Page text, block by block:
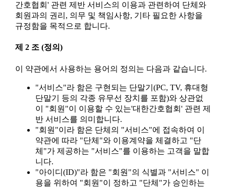
간호협회' 관련 제반 서비스의 이용과 관련하여 단체와
회원과의 권리, 의무 및 책임사항, 기타 필요한 사항을
규정함을 목적으로 합니다.
제 2 조 (정의)
이 약관에서 사용하는 용어의 정의는 다음과 같습니다.
"서비스"라 함은 구현되는 단말기(PC, TV, 휴대형
단말기 등의 각종 유무선 장치를 포함)와 상관없
이 "회원"이 이용할 수 있는'대한간호협회' 관련 제
반 서비스를 의미합니다.
"회원"이라 함은 단체의 "서비스"에 접속하여 이
약관에 따라 "단체"와 이용계약을 체결하고 "단
체"가 제공하는 "서비스"를 이용하는 고객을 말합
니다.
"아이디(ID)"라 함은 "회원"의 식별과 "서비스" 이
용을 위하여 "회원"이 정하고 "단체"가 승인하는